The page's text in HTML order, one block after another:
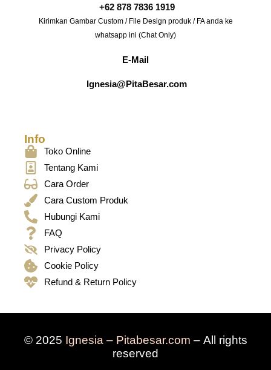
+62 878 7836 1919
Kirimkan Gambar Custom / File Design produk / FA anda ke
whatsapp ini (Chat Only)
E-Mail
Ignesia@PitaBesar.com
Info
Toko Online
Tentang Kami
Cara Order
Cara Custom Produk
Hubungi Kami
FAQ
Privacy Policy
Cookie Policy
Refund & Return Policy
© 2025 Ignesia – Pitabesar.com – All rights
reserved